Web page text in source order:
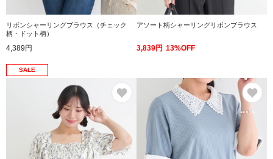
リボンシャーリングブラウス（チェック
柄・ドット柄）
4,389円
アソート柄シャーリングリボンブラウス
3,839円 13%OFF
SALE